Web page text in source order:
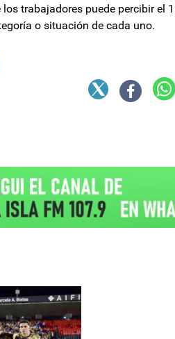
trabajadores puede percibir el
o situación de cada uno.
a buscar $11 billones para refinanciar
El Gobierno ya tiene a sus cuatro